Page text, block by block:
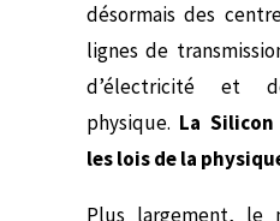
désormais des
lignes de
d’électricité et
physique. La Silicon
les lois de la
Plus largement, le